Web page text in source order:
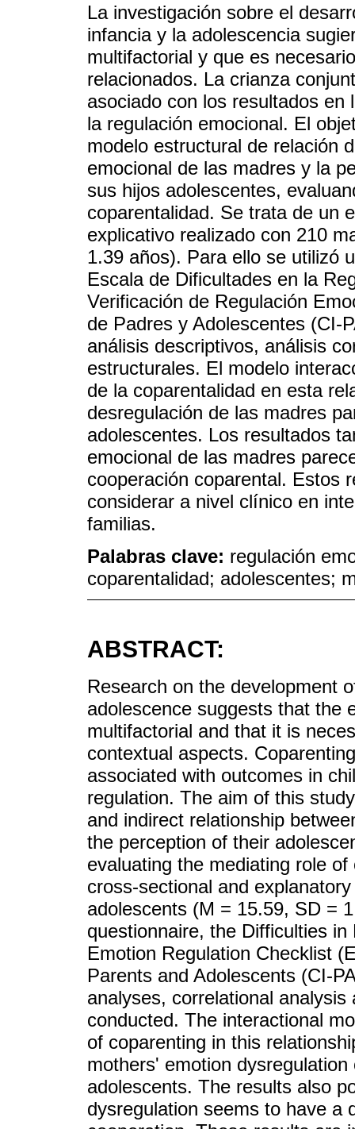
La investigación sobre el
infancia y la adolescencia
multifactorial y que es
relacionados. La crianza
asociado con los resultados
la regulación emocional. El
modelo estructural de relación
emocional de las madres y la
sus hijos adolescentes,
coparentalidad. Se trata de un
explicativo realizado con 210
1.39 años). Para ello se utilizó
Escala de Dificultades en la
Verificación de Regulación
de Padres y Adolescentes (CI-
análisis descriptivos, análisis
estructurales. El modelo
de la coparentalidad en esta
desregulación de las madres
adolescentes. Los resultados
emocional de las madres
cooperación coparental. Estos
considerar a nivel clínico en
familias.
Palabras clave: regulación
coparentalidad; adolescentes;
ABSTRACT:
Research on the development
adolescence suggests that the
multifactorial and that it is
contextual aspects.
associated with outcomes in
regulation. The aim of this
and indirect relationship
the perception of their
evaluating the mediating role
cross-sectional and
adolescents (M = 15.59, SD =
questionnaire, the Difficulties
Emotion Regulation Checklist
Parents and Adolescents (CI-
analyses, correlational
conducted. The interactional
of coparenting in this
mothers' emotion
adolescents. The results also
dysregulation seems to have a